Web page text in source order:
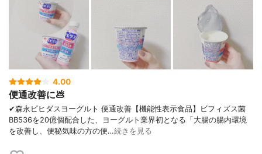
4.00
便通改善に💩
✔︎森永ビヒダスヨーグルト 便通改善【機能性表示食品】ビフィズス菌
BB536を20億個配合した、ヨーグルト業界初となる「大腸の腸内環境
を改善し、便秘気味の方の便…続きを見る